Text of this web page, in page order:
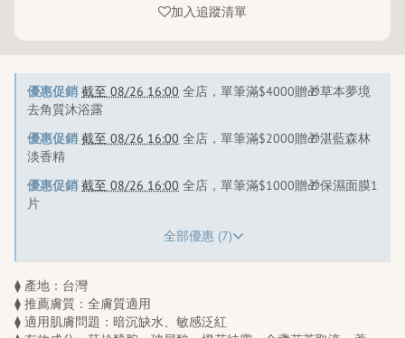
加入追蹤清單
優惠促銷 截至 08/26 16:00 全店，單筆滿$4000贈🎁草本夢境
去角質沐浴露
優惠促銷 截至 08/26 16:00 全店，單筆滿$2000贈🎁湛藍森林
淡香精
優惠促銷 截至 08/26 16:00 全店，單筆滿$1000贈🎁保濕面膜1
片
全部優惠 (7)
⧫ 產地：台灣
⧫ 推薦膚質：全膚質適用
⧫ 適用肌膚問題：暗沉缺水、敏感泛紅